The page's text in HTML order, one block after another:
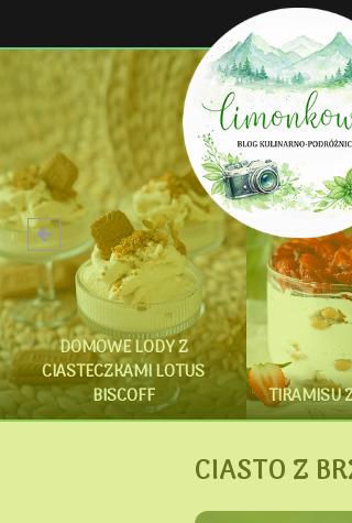
DOMOWE LODY Z
CIASTECZKAMI LOTUS
BISCOFF
TIRAMISU
CIASTO Z